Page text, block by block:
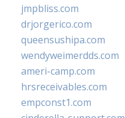
jmpbliss.com
drjorgerico.com
queensushipa.com
wendyweimerdds.com
ameri-camp.com
hrsreceivables.com
empconst1.com